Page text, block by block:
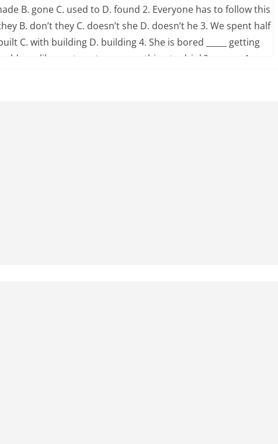
B. gone C. used to D. found 2. Everyone has to follow this
B. don’t they C. doesn’t she D. doesn’t he 3. We spent half
C. with building D. building 4. She is bored _____ getting
you like me to get you something to drink? – ______ A.